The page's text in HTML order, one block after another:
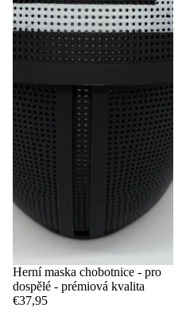
Herní maska chobotnice - pro
dospělé - prémiová kvalita
€37,95